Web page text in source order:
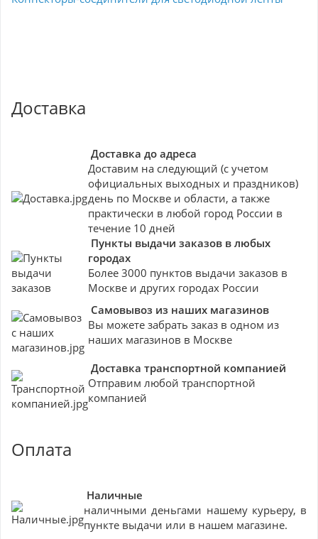
Доставка
Доставка до адреса
Доставим на следующий (с учетом
официальных выходных и праздников)
день по Москве и области, а также
практически в любой город России в
течение 10 дней
Пункты выдачи заказов в любых
городах
Более 3000 пунктов выдачи заказов в
Москве и других городах России
Самовывоз из наших магазинов
Вы можете забрать заказ в одном из
наших магазинов в Москве
Доставка транспортной компанией
Отправим любой транспортной
компанией
Оплата
Наличные
наличными деньгами нашему курьеру, в
пункте выдачи или в нашем магазине.